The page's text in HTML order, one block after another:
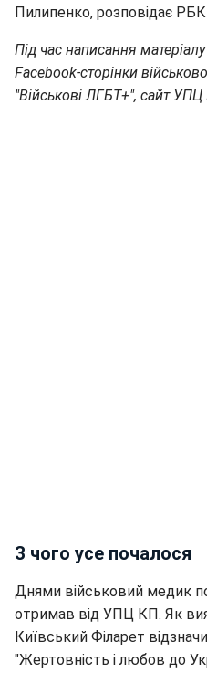
Пилипенко, розповідає
Під час написання
Facebook-сторінки
"Військові ЛГБТ+", сайт УПЦ
З чого усе почалося
Днями військовий медик
отримав від УПЦ КП. Як
Київський Філарет
"Жертовність і любов до